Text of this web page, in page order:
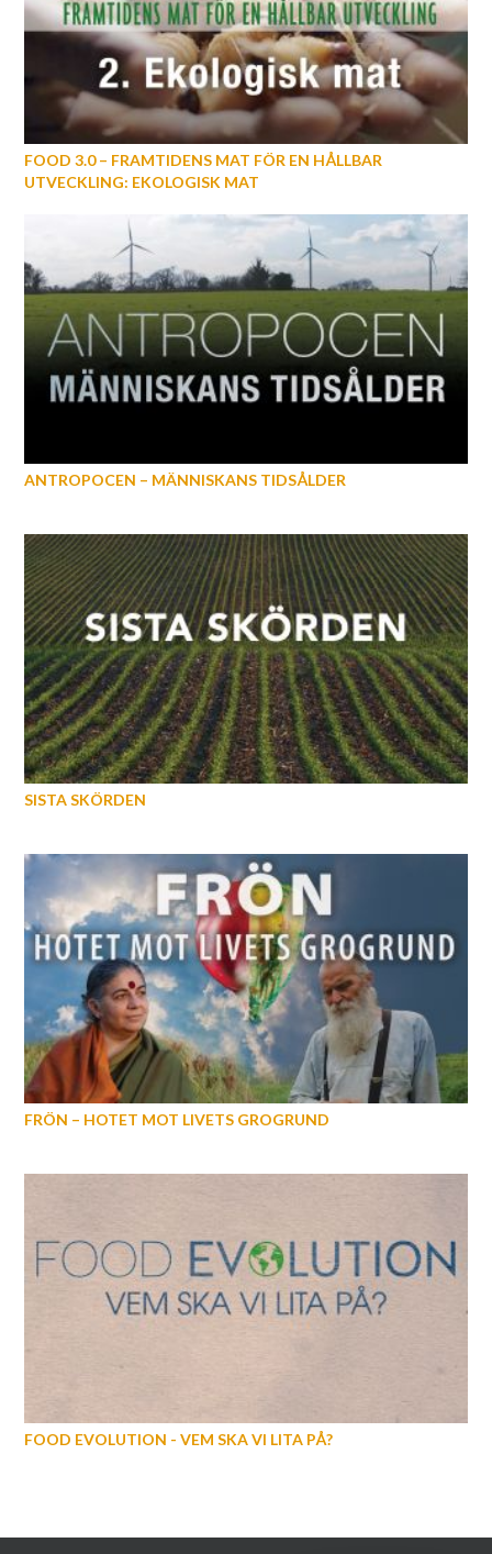
FOOD 3.0 – FRAMTIDENS MAT FÖR EN HÅLLBAR
UTVECKLING: EKOLOGISK MAT
ANTROPOCEN – MÄNNISKANS TIDSÅLDER
SISTA SKÖRDEN
FRÖN – HOTET MOT LIVETS GROGRUND
FOOD EVOLUTION - VEM SKA VI LITA PÅ?